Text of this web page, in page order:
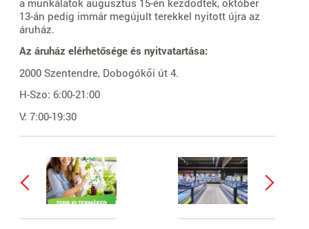
13-án pedig immár megújult terekkel nyitott újra az
áruház.
Az áruház elérhetősége és nyitvatartása:
2000 Szentendre, Dobogókői út 4.
H-Szo: 6:00-21:00
V: 7:00-19:30